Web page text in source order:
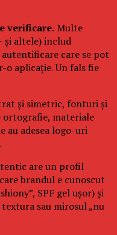
verificare.Multe
și altele) includ
care se pot
aplicație. Un fals fie
și simetric, fonturi și
ortografie, materiale
au adesea logo-uri
are un profil
brandul e cunoscut
SPF gel ușor) și
sau mirosul „nu